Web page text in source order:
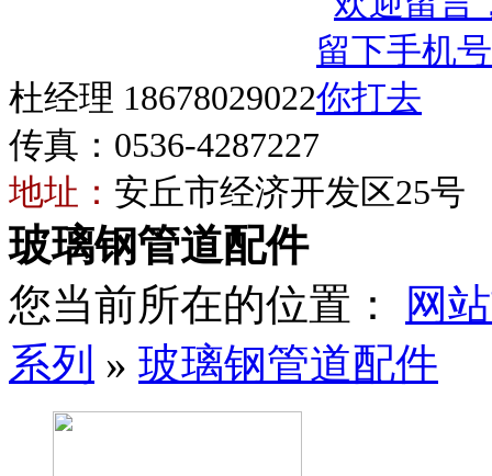
杜经理 18678029022
传真：0536-4287227
地址： 安丘市经济开发区25号
玻璃钢管道配件
您当前所在的位置：
网
系列 » 玻璃钢管道配件